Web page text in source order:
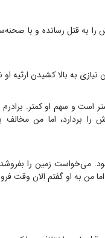
برادرش را به قتل رسانده و با
به بالا کشیدن ارثیه او
است و سهم او کمتر.
را بردارد، اما من مخالف
تومانی بالا آورده بود. می‌خواست
اما من به او گفتم الان وقت